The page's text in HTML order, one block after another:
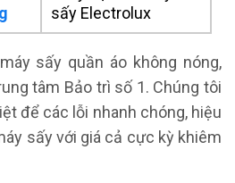
sấy Electrolux
sấy quần áo không nóng,
tâm Bảo trì số 1. Chúng tôi
để các lỗi nhanh chóng, hiệu
sấy với giá cả cực kỳ khiêm